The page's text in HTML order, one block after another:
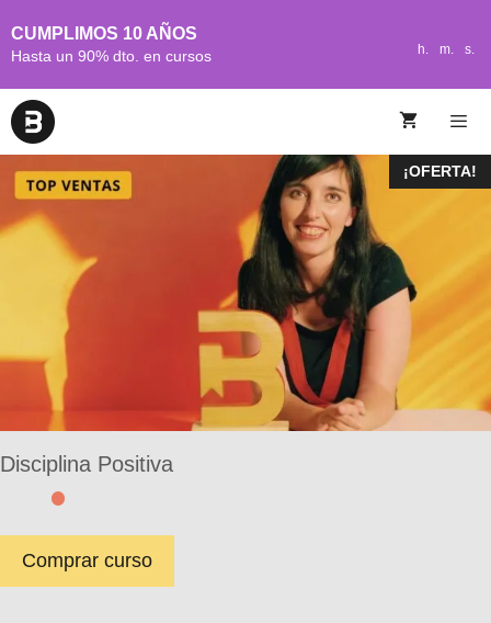
CUMPLIMOS 10 AÑOS
Hasta un 90% dto. en cursos h. m. s.
¡OFERTA!
Disciplina Positiva
Comprar curso